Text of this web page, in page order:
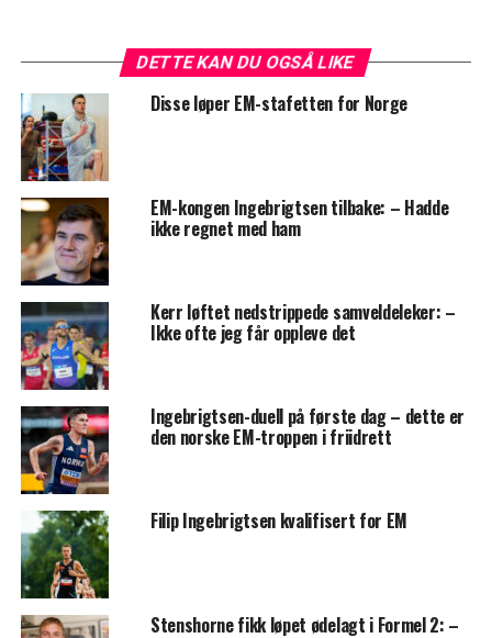
DETTE KAN DU OGSÅ LIKE
Disse løper EM-stafetten for Norge
EM-kongen Ingebrigtsen tilbake: – Hadde
ikke regnet med ham
Kerr løftet nedstrippede samveldeleker: –
Ikke ofte jeg får oppleve det
Ingebrigtsen-duell på første dag – dette er
den norske EM-troppen i friidrett
Filip Ingebrigtsen kvalifisert for EM
Stenshorne fikk løpet ødelagt i Formel 2: –